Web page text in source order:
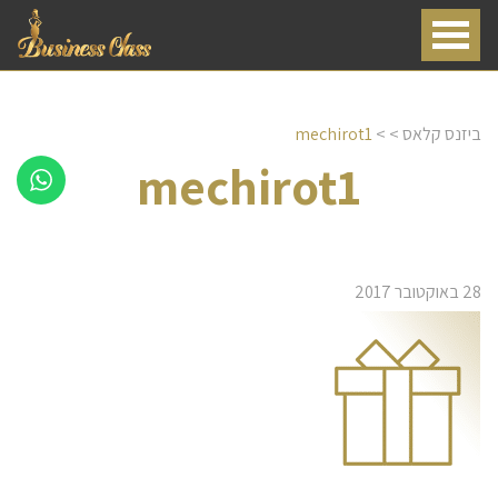
ביזנס קלאס>
>
mechirot1
mechirot1
28 באוקטובר 2017